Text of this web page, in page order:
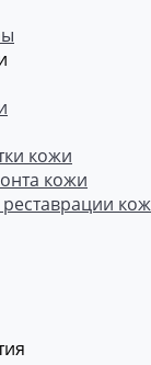
кожи
кожи